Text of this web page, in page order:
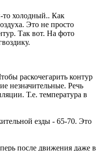
то холодный.. Как
Это не просто
Так вот. На фото
раскочегарить контур
незначительные. Речь
Т.е. температура в
езды - 65-70. Это
после движения даже в